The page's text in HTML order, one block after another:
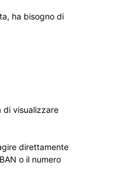
ha bisogno di
di visualizzare
direttamente
o il numero